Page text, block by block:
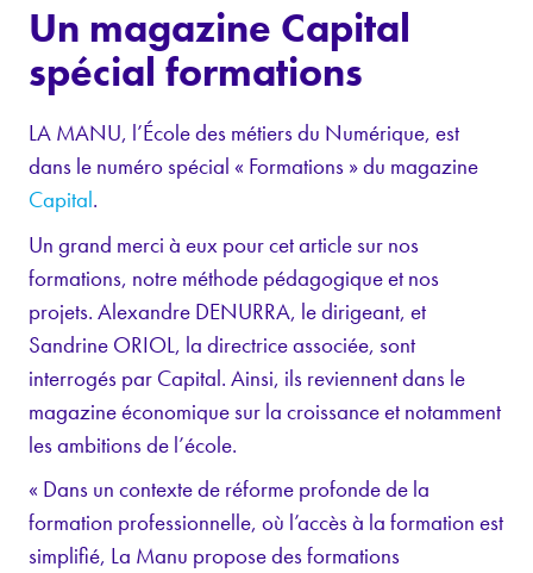
Un magazine Capital
spécial formations
LA MANU, l’École des métiers du Numérique, est
dans le numéro spécial « Formations » du magazine
Capital.
Un grand merci à eux pour cet article sur nos
formations, notre méthode pédagogique et nos
projets. Alexandre DENURRA, le dirigeant, et
Sandrine ORIOL, la directrice associée, sont
interrogés par Capital. Ainsi, ils reviennent dans le
magazine économique sur la croissance et notamment
les ambitions de l’école.
« Dans un contexte de réforme profonde de la
formation professionnelle, où l’accès à la formation est
simplifié, La Manu propose des formations